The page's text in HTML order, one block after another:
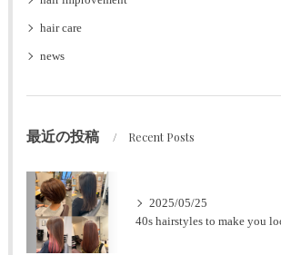
hair care
news
最近の投稿 Recent Posts
2025/05/25